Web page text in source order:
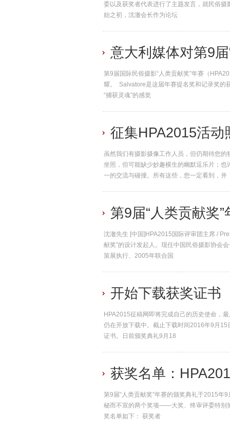
委以及获奖者代表进行了主题发言，就民俗
始之初，沈澈会长作为论坛
意大利媒体对第9
第9届国际民俗摄影“人类贡献奖”年赛（
耀。 Salvatore是这届年赛提名奖和记录奖的
“捕获灵魂”的感觉
征集HPA2015活动
虽然我们有摄影摄像工作人员，但仍期待您
坐照，但可能缺少妙趣横生的幽默逗乐片；
一的交流与碰撞。所有这些，您一定看到，并
第9届“人类贡献奖
沈澈先生 [中国]HPA2015国际评审团主席 /
献奖”的设计发起人。现任中国民俗摄影协会
策展执行、2005年联合国
开始下载获奖证书
HPA2015征稿网即将完成自己的历史使命，
仍在开放下载中。截止下载时间2016年9月
证书。日前颁奖典礼9月18
获奖名单：
第9届“人类贡献奖”年赛的颁奖典礼于2015年
秘而不宣的两个奖项——大奖、终审评委特别
奖名单如下： 获奖者